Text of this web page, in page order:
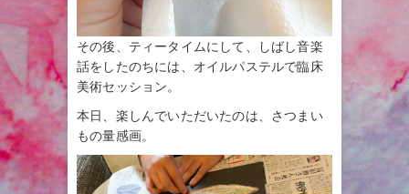
その後、ティータイムにして、しばし音楽
話をしたのちには、オイルパステルで臨床
美術セッション。
本日、楽しんでいただいたのは、さつまい
もの量感画。